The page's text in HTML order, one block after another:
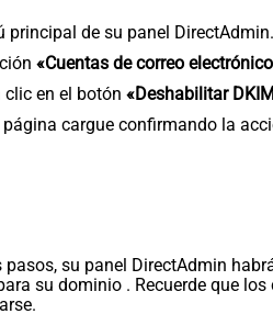
principal de su panel DirectAdmin.
«Cuentas de correo
clic en el botón «Deshabilitar
página cargue confirmando la
pasos, su panel DirectAdmin
su dominio . Recuerde que